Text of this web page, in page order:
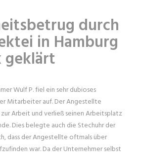
durch
in Hamburg
geklärt
Wulf P. fiel ein sehr dubioses
Mitarbeiter auf. Der Angestellte
Arbeit und verließ seinen Arbeitsplatz
Dies belegte auch die Stechuhr der
dass der Angestellte oftmals über
war. Da der Unternehmer selbst